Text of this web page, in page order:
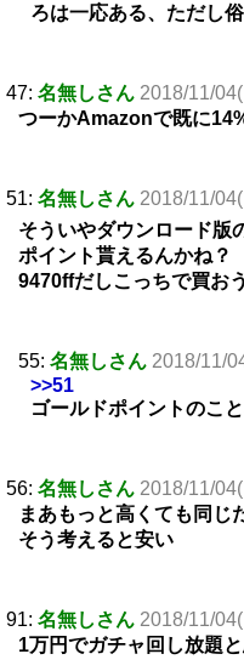
ろは一応ある、ただし俗
47: 名無しさん 2018/11/
つーかAmazonで既に
51: 名無しさん 2018/11/
そういやダウンロード版
ポイント貰えるんかね？
9470ffだしこっちで買お
55: 名無しさん 2018/11/
>>51
ゴールドポイントのこ
56: 名無しさん 2018/11/
まあもっと高くても同じ
そう考えると安い
91: 名無しさん 2018/11/
1万円でガチャ回し放題